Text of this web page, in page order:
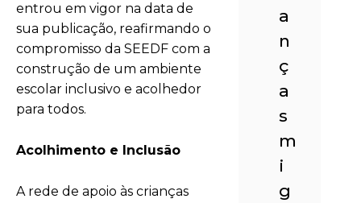
a
n
ç
a
s
m
i
g
entrou em vigor na data de
sua publicação, reafirmando o
compromisso da SEEDF com a
construção de um ambiente
escolar inclusivo e acolhedor
para todos.
Acolhimento e Inclusão
A rede de apoio às crianças